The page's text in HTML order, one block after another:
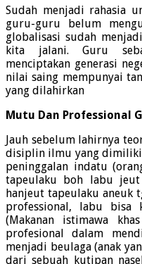
Sudah menjadi rahasia
guru-guru belum
globalisasi sudah
kita jalani. Guru
menciptakan generasi
nilai saing mempunyai
yang dilahirkan
Mutu Dan Professional
Jauh sebelum lahirnya
disiplin ilmu yang
peninggalan indatu
tapeulaku boh labu
hanjeut tapeulaku aneuk
professional, labu bisa
(Makanan istimawa
profesional dalam
menjadi beulaga (anak
dari sebuah kutipan